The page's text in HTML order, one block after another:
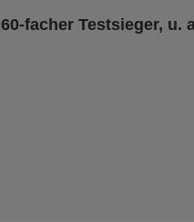
60-facher Testsieger, u.